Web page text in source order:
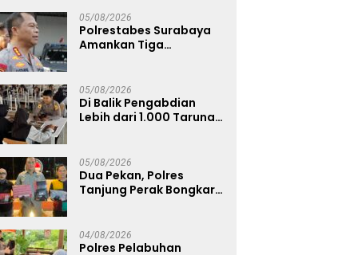
05/08/2026
Polrestabes Surabaya
Amankan Tiga
05/08/2026
Di Balik Pengabdian
Lebih dari 1.000 Taruna,
Siswa Sekolah Rakyat
05/08/2026
Dua Pekan, Polres
Tanjung Perak Bongkar
Ekstasi
04/08/2026
Polres Pelabuhan